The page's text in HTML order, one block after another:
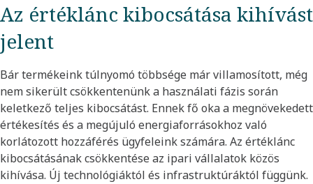
Az értéklánc kibocsátása kihívást
jelent
Bár termékeink túlnyomó többsége már villamosított, még
nem sikerült csökkentenünk a használati fázis során
keletkező teljes kibocsátást. Ennek fő oka a megnövekedett
értékesítés és a megújuló energiaforrásokhoz való
korlátozott hozzáférés ügyfeleink számára. Az értéklánc
kibocsátásának csökkentése az ipari vállalatok közös
kihívása. Új technológiáktól és infrastruktúráktól függünk.